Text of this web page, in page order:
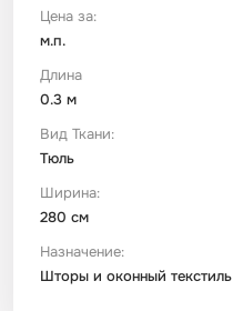
Цена за:
м.п.
Длина
0.3 м
Вид Ткани:
Тюль
Ширина:
280 см
Назначение:
Шторы и оконный текстиль
Штапель